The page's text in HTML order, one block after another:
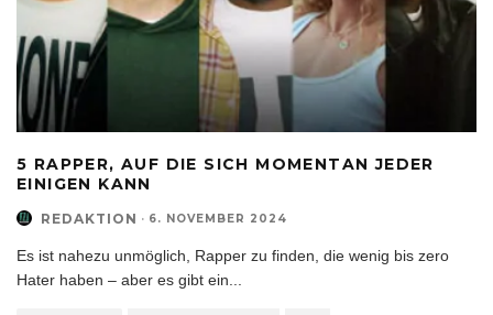
5 RAPPER, AUF DIE SICH MOMENTAN JEDER
EINIGEN KANN
REDAKTION · 6. NOVEMBER 2024
Es ist nahezu unmöglich, Rapper zu finden, die wenig bis zero
Hater haben – aber es gibt ein